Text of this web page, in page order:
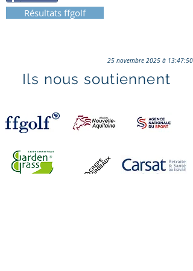
Résultats ffgolf
25 novembre 2025 à 13:47:50
Ils nous soutiennent